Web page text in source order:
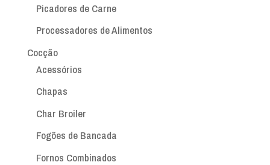
Picadores de Carne
Processadores de Alimentos
Cocção
Acessórios
Chapas
Char Broiler
Fogões de Bancada
Fornos Combinados